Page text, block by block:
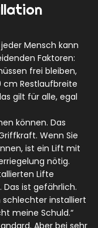
Mensch kann
Faktoren:
frei bleiben,
cm Restlaufbreite
gilt für alle, egal
können. Das
Wenn Sie
ist ein Lift mit
nötig.
Lifte
ist gefährlich.
schlechter installiert
meine Schuld.“